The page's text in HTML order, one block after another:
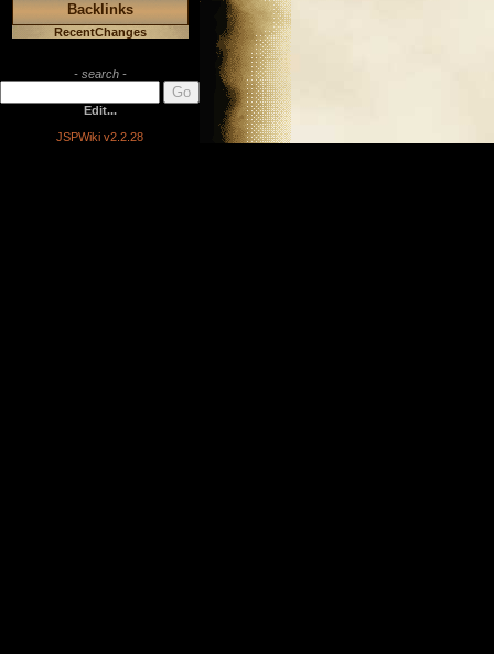
Backlinks
RecentChanges
- search -
Edit...
JSPWiki v2.2.28